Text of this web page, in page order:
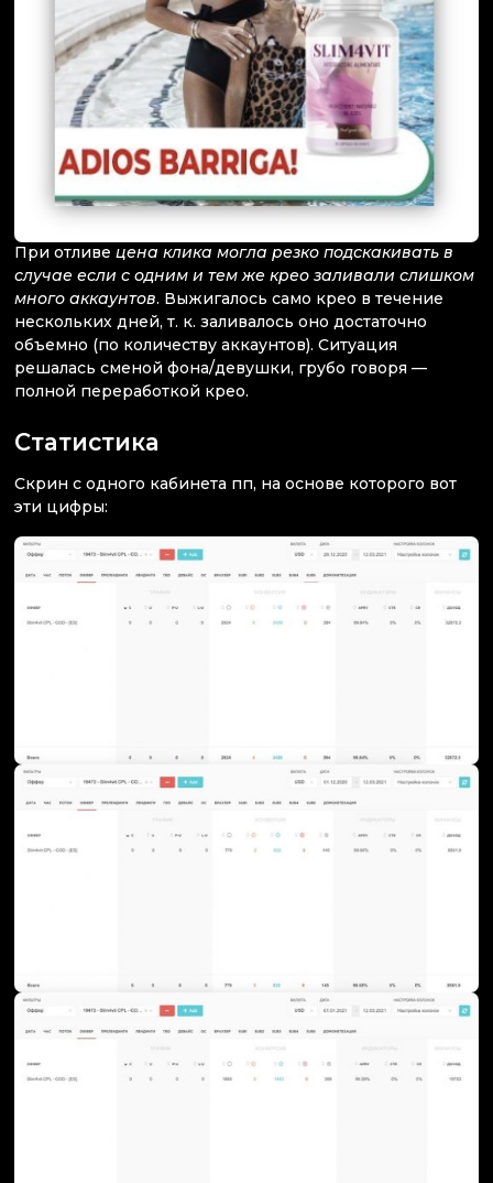
При отливе цена клика могла резко подскакивать в
случае если с одним и тем же крео заливали слишком
много аккаунтов. Выжигалось само крео в течение
нескольких дней, т. к. заливалось оно достаточно
объемно (по количеству аккаунтов). Ситуация
решалась сменой фона/девушки, грубо говоря —
полной переработкой крео.
Статистика
Скрин с одного кабинета пп, на основе которого вот
эти цифры: